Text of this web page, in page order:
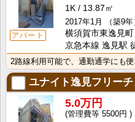
アパート
1K
13.87㎡
2017年1月
（築9年
横須賀市東逸見町
京急本線 逸見駅
ユナイト逸見フリー
5.0万円
5500円